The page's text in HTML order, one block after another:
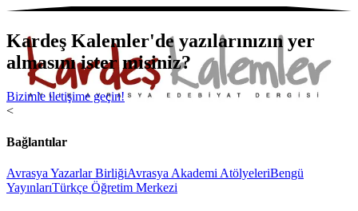
Kardeş Kalemler'de yazılarınızın yer
almasını ister misiniz?
Bizimle iletişime geçin!
<
Bağlantılar
Avrasya Yazarlar BirliğiAvrasya Akademi AtölyeleriBengü
YayınlarıTürkçe Öğretim Merkezi